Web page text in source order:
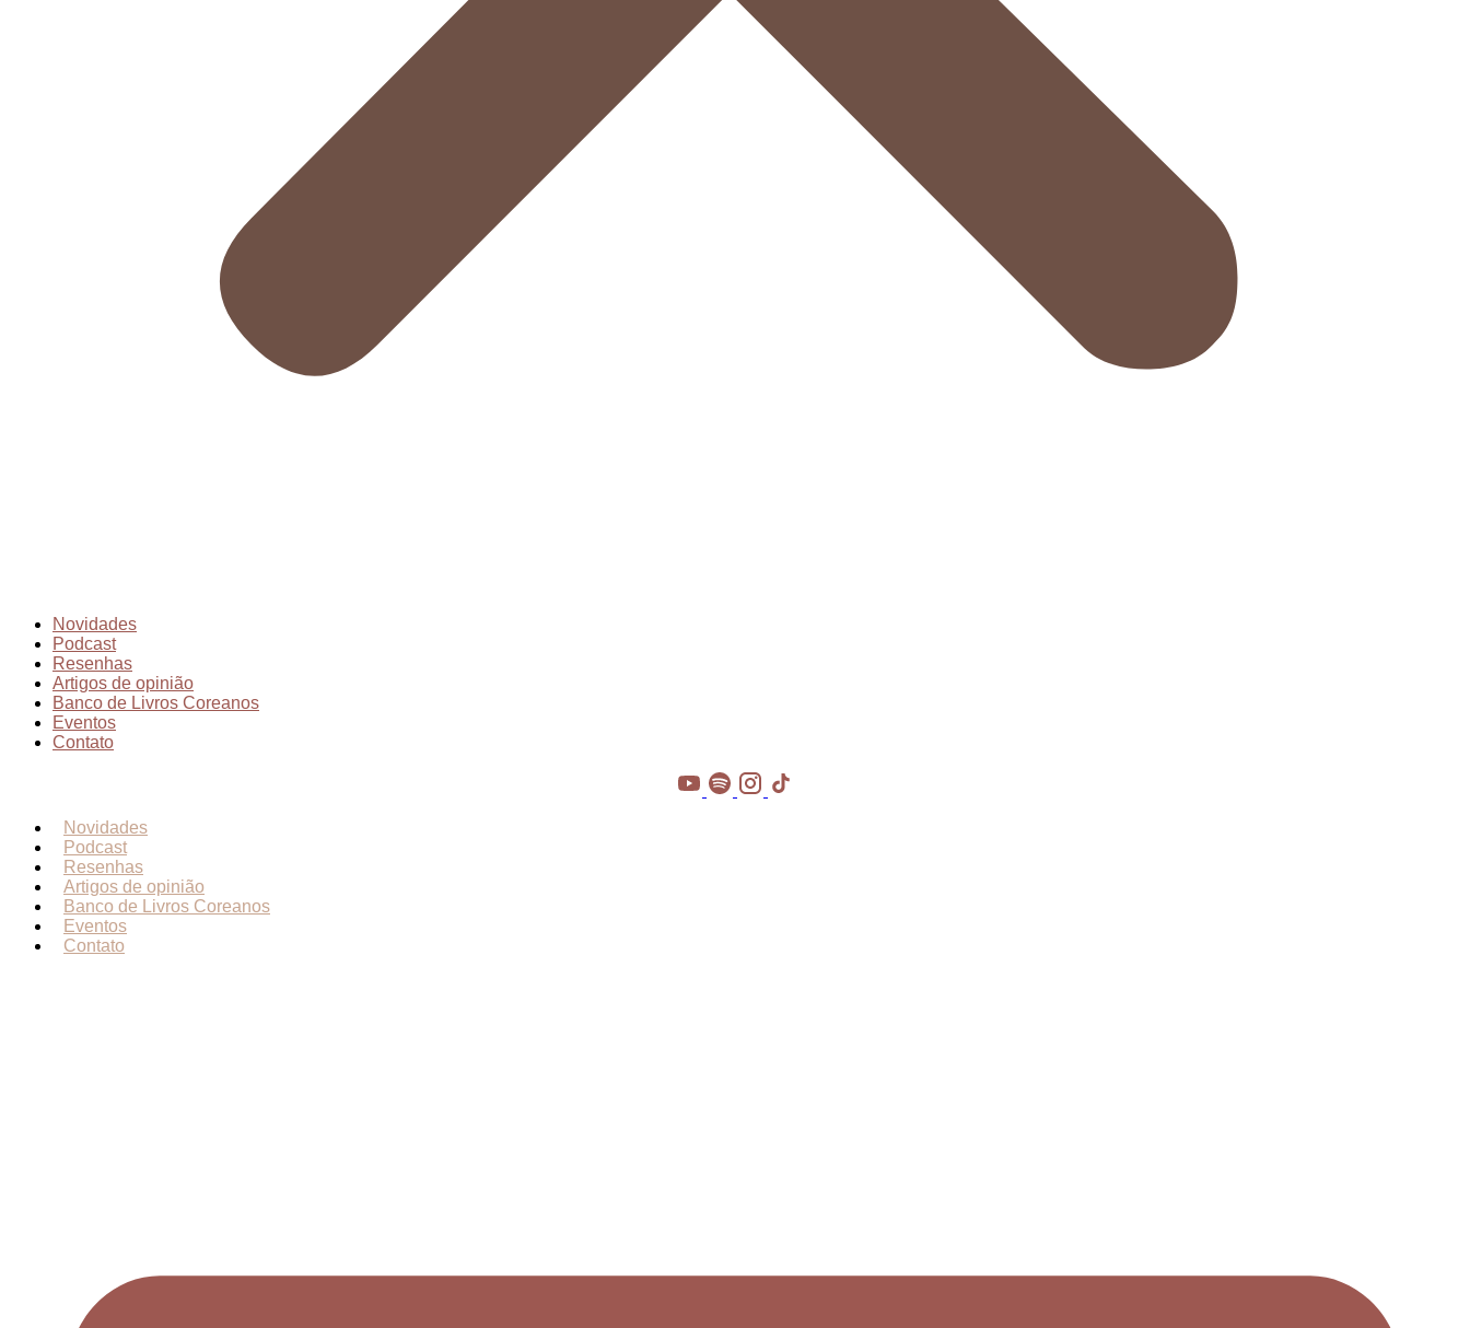
Novidades
Podcast
Resenhas
Artigos de opinião
Banco de Livros Coreanos
Eventos
Contato
Novidades
Podcast
Resenhas
Artigos de opinião
Banco de Livros Coreanos
Eventos
Contato